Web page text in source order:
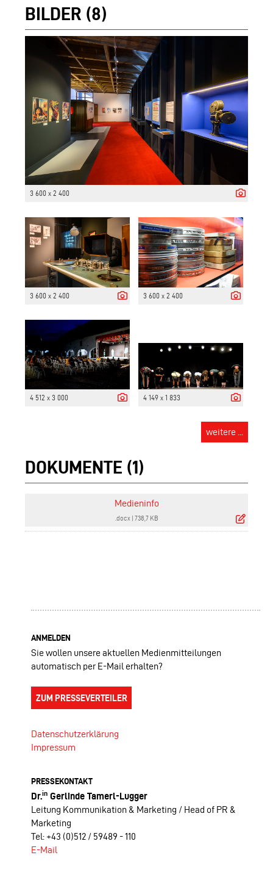
BILDER (8)
3 600 x 2 400
3 600 x 2 400 3 600 x 2 400
4 512 x 3 000 4 149 x 1 833
weitere ...
DOKUMENTE (1)
Medieninfo
.docx | 738,7 KB
ANMELDEN
Sie wollen unsere aktuellen Medienmitteilungen
automatisch per E-Mail erhalten?
ZUM PRESSEVERTEILER
Datenschutzerklärung
Impressum
PRESSEKONTAKT
Dr.in Gerlinde Tamerl-Lugger
Leitung Kommunikation & Marketing / Head of PR &
Marketing
Tel: +43 (0)512 / 59489 - 110
E-Mail